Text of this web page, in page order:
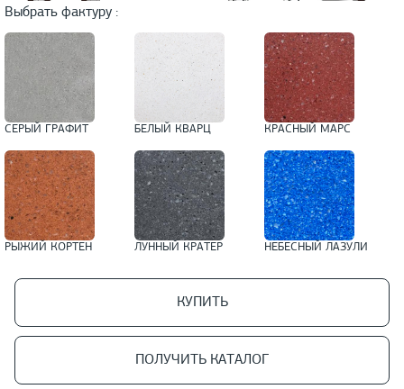
Выбрать фактуру :
СЕРЫЙ ГРАФИТ БЕЛЫЙ КВАРЦ КРАСНЫЙ МАРС
РЫЖИЙ КОРТЕН ЛУННЫЙ КРАТЕР НЕБЕСНЫЙ ЛАЗУЛИ
КУПИТЬ
ПОЛУЧИТЬ КАТАЛОГ